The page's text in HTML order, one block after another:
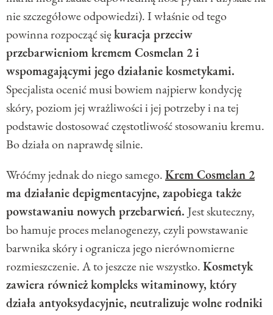
nie szczegółowe odpowiedzi). I właśnie od tego
powinna rozpocząć siękuracja przeciw
przebarwieniom kremem Cosmelan 2 i
wspomagającymi jego działanie kosmetykami.
Specjalista ocenić musi bowiem najpierw kondycję
skóry, poziom jej wrażliwości i jej potrzeby i na tej
podstawie dostosować częstotliwość stosowaniu kremu.
Bo działa on naprawdę silnie.
Wróćmy jednak do niego samego.Krem Cosmelan 2
ma działanie depigmentacyjne, zapobiega także
powstawaniu nowych przebarwień. Jest skuteczny,
bo hamuje proces melanogenezy, czyli powstawanie
barwnika skóry i ogranicza jego nierównomierne
rozmieszczenie. A to jeszcze nie wszystko.Kosmetyk
zawiera również kompleks witaminowy, który
działa antyoksydacyjnie, neutralizuje wolne rodniki